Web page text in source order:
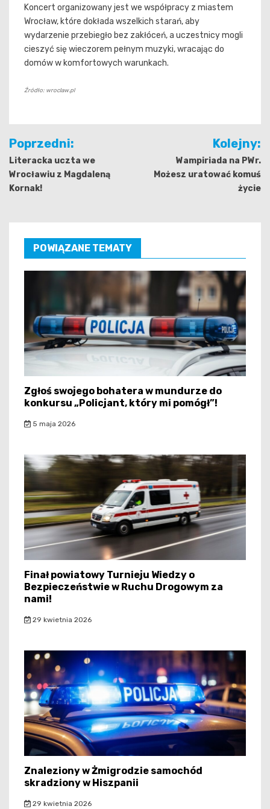
Koncert organizowany jest we współpracy z miastem
Wrocław, które dokłada wszelkich starań, aby
wydarzenie przebiegło bez zakłóceń, a uczestnicy mogli
cieszyć się wieczorem pełnym muzyki, wracając do
domów w komfortowych warunkach.
Źródło: wroclaw.pl
Nawigacja
wpisu
Poprzedni:
Literacka uczta we
Wrocławiu z Magdaleną
Kornak!
Kolejny:
Wampiriada na PWr.
Możesz uratować komuś
życie
POWIĄZANE TEMATY
Zgłoś swojego bohatera w mundurze do
konkursu „Policjant, który mi pomógł”!
5 maja 2026
Finał powiatowy Turnieju Wiedzy o
Bezpieczeństwie w Ruchu Drogowym za
nami!
29 kwietnia 2026
Znaleziony w Żmigrodzie samochód
skradziony w Hiszpanii
29 kwietnia 2026